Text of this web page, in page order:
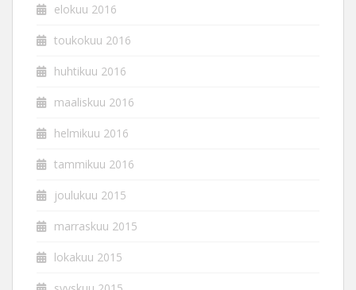
elokuu 2016
toukokuu 2016
huhtikuu 2016
maaliskuu 2016
helmikuu 2016
tammikuu 2016
joulukuu 2015
marraskuu 2015
lokakuu 2015